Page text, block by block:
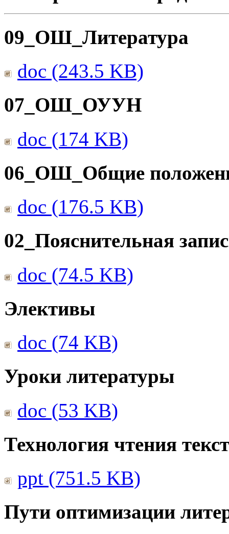
09_ОШ_Литература
doc (243.5 KB)
07_ОШ_ОУУН
doc (174 KB)
06_ОШ_Общие
doc (176.5 KB)
02_Пояснительная
doc (74.5 KB)
Элективы
doc (74 KB)
Уроки литературы
doc (53 KB)
Технология чтения
ppt (751.5 KB)
Пути оптимизации